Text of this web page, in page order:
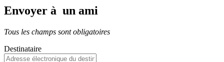
Envoyer à un ami
Tous les champs sont obligatoires
Destinataire